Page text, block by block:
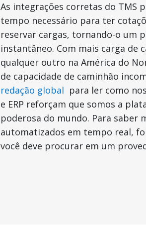
As integrações corretas do TMS
tempo necessário para ter
reservar cargas, tornando-o um
instantâneo. Com mais carga de
qualquer outro na América do
de capacidade de caminhão
redação global para ler como
e ERP reforçam que somos a
poderosa do mundo. Para saber
automatizados em tempo real,
você deve procurar em um